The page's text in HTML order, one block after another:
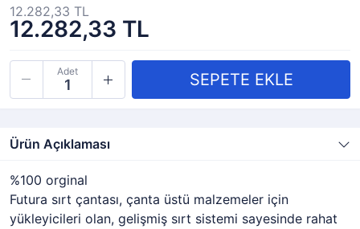
12.282,33 TL
12.282,33 TL
Adet
Ürün Açıklaması
%100 orginal
Futura sırt çantası, çanta üstü malzemeler için
yükleyicileri olan, gelişmiş sırt sistemi sayesinde rahat